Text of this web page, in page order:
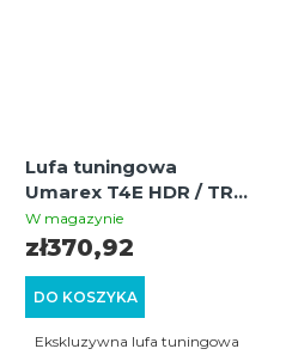
Lufa tuningowa
Umarex T4E HDR / TR
50 L | Zestaw z
przedłużeniem i
W magazynie
DO KOSZYKA
zł370,92
Ekskluzywna lufa tuningowa